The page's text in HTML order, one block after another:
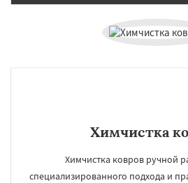
Химчистка
Химчистка ковров ручной
специализированного подхода и